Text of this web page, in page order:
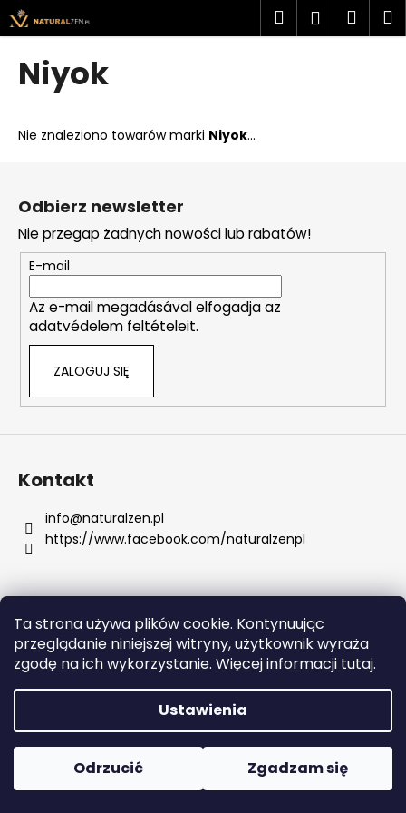
Ta strona używa plików cookie. Kontynuując
przeglądanie niniejszej witryny, użytkownik wyraża
zgodę na ich wykorzystanie. Więcej informacji tutaj.
Ustawienia
Odrzucić Zgadzam się
Przejść
do
treści
SzukajZaloguj
Niyok
Nie znaleziono towarów marki Niyok...
K
o
powrotem
powrotem
z
e
g
o
s
z
u
a
s
P
l
e
c
a
m
y
SERUM
WITAMINAMI
S
Odbierz newsletter
Nie przegap żadnych nowości lub rabatów!
E-mail
Az e-mail megadásával elfogadja az
adatvédelem feltételeit.
ZALOGUJ SIĘ
Kontakt
info@naturalzen.pl
https://www.facebook.com/naturalzenpl
Opracował Shoptet
Copyright 2026Naturalzen. Wszystkie prawa
zastrzeżone.
Edytuj ustawienia plików cookie